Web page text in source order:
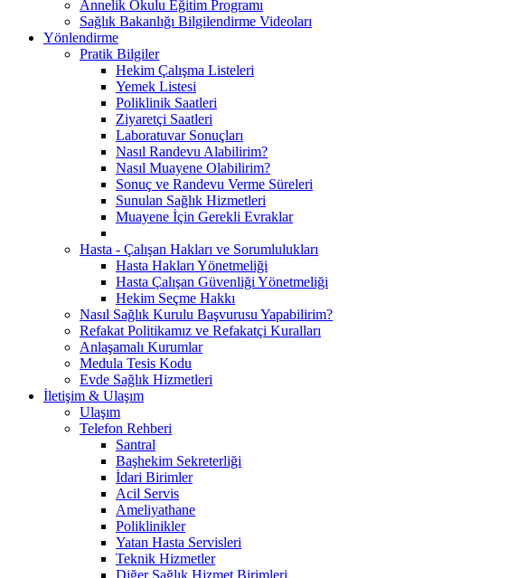
Annelik Okulu Eğitim Programı
Sağlık Bakanlığı Bilgilendirme Videoları
Yönlendirme
Pratik Bilgiler
Hekim Çalışma Listeleri
Yemek Listesi
Poliklinik Saatleri
Ziyaretçi Saatleri
Laboratuvar Sonuçları
Nasıl Randevu Alabilirim?
Nasıl Muayene Olabilirim?
Sonuç ve Randevu Verme Süreleri
Sunulan Sağlık Hizmetleri
Muayene İçin Gerekli Evraklar
Hasta - Çalışan Hakları ve Sorumlulukları
Hasta Hakları Yönetmeliği
Hasta Çalışan Güvenliği Yönetmeliği
Hekim Seçme Hakkı
Nasıl Sağlık Kurulu Başvurusu Yapabilirim?
Refakat Politikamız ve Refakatçi Kuralları
Anlaşamalı Kurumlar
Medula Tesis Kodu
Evde Sağlık Hizmetleri
İletişim & Ulaşım
Ulaşım
Telefon Rehberi
Santral
Başhekim Sekreterliği
İdari Birimler
Acil Servis
Ameliyathane
Poliklinikler
Yatan Hasta Servisleri
Teknik Hizmetler
Diğer Sağlık Hizmet Birimleri